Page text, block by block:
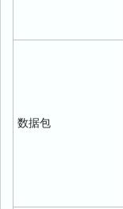
数据包